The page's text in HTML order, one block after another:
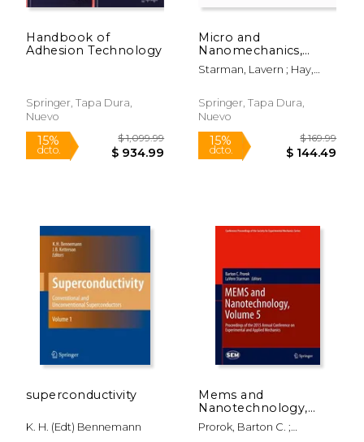
50%
dcto.
Handbook of
Adhesion Technology
Springer, Tapa Dura,
Nuevo
Micro and
Nanomechanics,
Volume 5:
Proceedings of the
Conference on
Experimental and
(en Inglés)
Starman, Lavern ; Hay,
Springer, Tapa Dura,
Nuevo
superconductivity
K. H. (edt) Bennemann
Mems and
Nanotechnology,
Volume 5:
Proceedings of the
Prorok, Barton C. ;